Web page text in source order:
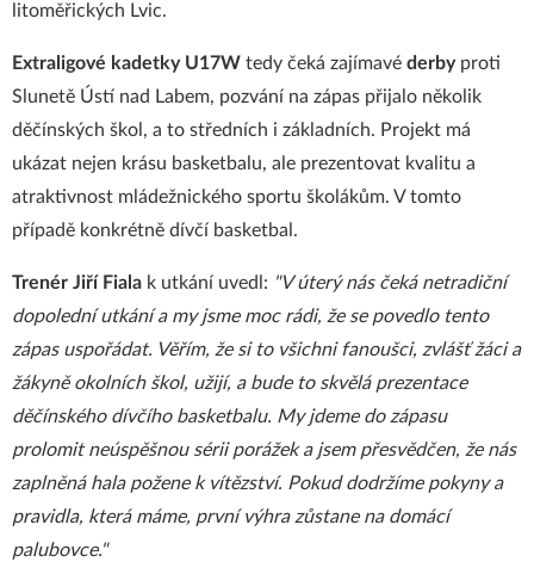
litoměřických Lvic.
Extraligové kadetky U17W tedy čeká zajímavé derbyproti
Slunetě Ústí nad Labem, pozvání na zápas přijalo několik
děčínských škol, a to středních i základních. Projekt má
ukázat nejen krásu basketbalu, ale prezentovat kvalitu a
atraktivnost mládežnického sportu školákům. V tomto
případě konkrétně dívčí basketbal.
Trenér Jiří Fiala k utkání uvedl: "V úterý nás čeká netradiční
dopolední utkání a my jsme moc rádi, že se povedlo tento
zápas uspořádat. Věřím, že si to všichni fanoušci, zvlášť žáci a
žákyně okolních škol, užijí, a bude to skvělá prezentace
děčínského dívčího basketbalu. My jdeme do zápasu
prolomit neúspěšnou sérii porážek a jsem přesvědčen, že nás
zaplněná hala požene k vítězství. Pokud dodržíme pokyny a
pravidla, která máme, první výhra zůstane na domácí
palubovce."